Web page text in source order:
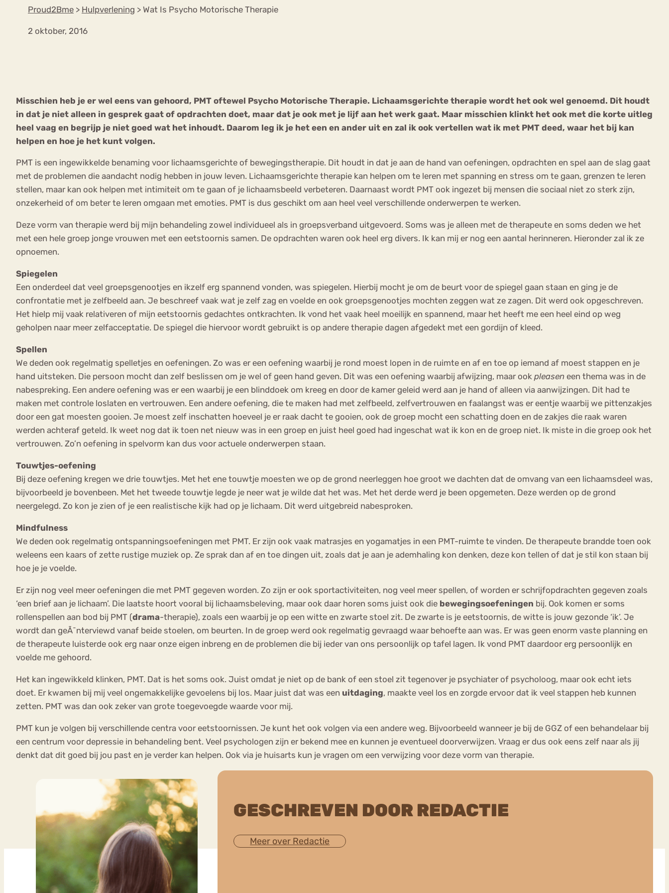
Proud2Bme > Hulpverlening > Wat Is Psycho Motorische Therapie
2 oktober, 2016
Misschien heb je er wel eens van gehoord, PMT oftewel Psycho Motorische Therapie. Lichaamsgerichte therapie wordt het ook wel genoemd. Dit houdt
in dat je niet alleen in gesprek gaat of opdrachten doet, maar dat je ook met je lijf aan het werk gaat. Maar misschien klinkt het ook met die korte uitleg
heel vaag en begrijp je niet goed wat het inhoudt. Daarom leg ik je het een en ander uit en zal ik ook vertellen wat ik met PMT deed, waar het bij kan
helpen en hoe je het kunt volgen.
PMT is een ingewikkelde benaming voor lichaamsgerichte of bewegingstherapie. Dit houdt in dat je aan de hand van oefeningen, opdrachten en spel aan de slag gaat
met de problemen die aandacht nodig hebben in jouw leven. Lichaamsgerichte therapie kan helpen om te leren met spanning en stress om te gaan, grenzen te leren
stellen, maar kan ook helpen met intimiteit om te gaan of je lichaamsbeeld verbeteren. Daarnaast wordt PMT ook ingezet bij mensen die sociaal niet zo sterk zijn,
onzekerheid of om beter te leren omgaan met emoties. PMT is dus geschikt om aan heel veel verschillende onderwerpen te werken.
Deze vorm van therapie werd bij mijn behandeling zowel individueel als in groepsverband uitgevoerd. Soms was je alleen met de therapeute en soms deden we het
met een hele groep jonge vrouwen met een eetstoornis samen. De opdrachten waren ook heel erg divers. Ik kan mij er nog een aantal herinneren. Hieronder zal ik ze
opnoemen.
Spiegelen
Een onderdeel dat veel groepsgenootjes en ikzelf erg spannend vonden, was spiegelen. Hierbij mocht je om de beurt voor de spiegel gaan staan en ging je de
confrontatie met je zelfbeeld aan. Je beschreef vaak wat je zelf zag en voelde en ook groepsgenootjes mochten zeggen wat ze zagen. Dit werd ook opgeschreven.
Het hielp mij vaak relativeren of mijn eetstoornis gedachtes ontkrachten. Ik vond het vaak heel moeilijk en spannend, maar het heeft me een heel eind op weg
geholpen naar meer zelfacceptatie. De spiegel die hiervoor wordt gebruikt is op andere therapie dagen afgedekt met een gordijn of kleed.
Spellen
We deden ook regelmatig spelletjes en oefeningen. Zo was er een oefening waarbij je rond moest lopen in de ruimte en af en toe op iemand af moest stappen en je
hand uitsteken. Die persoon mocht dan zelf beslissen om je wel of geen hand geven. Dit was een oefening waarbij afwijzing, maar ook pleasen een thema was in de
nabespreking. Een andere oefening was er een waarbij je een blinddoek om kreeg en door de kamer geleid werd aan je hand of alleen via aanwijzingen. Dit had te
maken met controle loslaten en vertrouwen. Een andere oefening, die te maken had met zelfbeeld, zelfvertrouwen en faalangst was er eentje waarbij we pittenzakjes
door een gat moesten gooien. Je moest zelf inschatten hoeveel je er raak dacht te gooien, ook de groep mocht een schatting doen en de zakjes die raak waren
werden achteraf geteld. Ik weet nog dat ik toen net nieuw was in een groep en juist heel goed had ingeschat wat ik kon en de groep niet. Ik miste in die groep ook het
vertrouwen. Zo’n oefening in spelvorm kan dus voor actuele onderwerpen staan.
Touwtjes-oefening
Bij deze oefening kregen we drie touwtjes. Met het ene touwtje moesten we op de grond neerleggen hoe groot we dachten dat de omvang van een lichaamsdeel was,
bijvoorbeeld je bovenbeen. Met het tweede touwtje legde je neer wat je wilde dat het was. Met het derde werd je been opgemeten. Deze werden op de grond
neergelegd. Zo kon je zien of je een realistische kijk had op je lichaam. Dit werd uitgebreid nabesproken.
Mindfulness
We deden ook regelmatig ontspanningsoefeningen met PMT. Er zijn ook vaak matrasjes en yogamatjes in een PMT-ruimte te vinden. De therapeute brandde toen ook
weleens een kaars of zette rustige muziek op. Ze sprak dan af en toe dingen uit, zoals dat je aan je ademhaling kon denken, deze kon tellen of dat je stil kon staan bij
hoe je je voelde.
Er zijn nog veel meer oefeningen die met PMT gegeven worden. Zo zijn er ook sportactiviteiten, nog veel meer spellen, of worden er schrijfopdrachten gegeven zoals
‘een brief aan je lichaam’. Die laatste hoort vooral bij lichaamsbeleving, maar ook daar horen soms juist ook die bewegingsoefeningen bij. Ook komen er soms
rollenspellen aan bod bij PMT (drama-therapie), zoals een waarbij je op een witte en zwarte stoel zit. De zwarte is je eetstoornis, de witte is jouw gezonde ‘ik’. Je
wordt dan geÃ¯nterviewd vanaf beide stoelen, om beurten. In de groep werd ook regelmatig gevraagd waar behoefte aan was. Er was geen enorm vaste planning en
de therapeute luisterde ook erg naar onze eigen inbreng en de problemen die bij ieder van ons persoonlijk op tafel lagen. Ik vond PMT daardoor erg persoonlijk en
voelde me gehoord.
Het kan ingewikkeld klinken, PMT. Dat is het soms ook. Juist omdat je niet op de bank of een stoel zit tegenover je psychiater of psycholoog, maar ook echt iets
doet. Er kwamen bij mij veel ongemakkelijke gevoelens bij los. Maar juist dat was een uitdaging, maakte veel los en zorgde ervoor dat ik veel stappen heb kunnen
zetten. PMT was dan ook zeker van grote toegevoegde waarde voor mij.
PMT kun je volgen bij verschillende centra voor eetstoornissen. Je kunt het ook volgen via een andere weg. Bijvoorbeeld wanneer je bij de GGZ of een behandelaar bij
een centrum voor depressie in behandeling bent. Veel psychologen zijn er bekend mee en kunnen je eventueel doorverwijzen. Vraag er dus ook eens zelf naar als jij
denkt dat dit goed bij jou past en je verder kan helpen. Ook via je huisarts kun je vragen om een verwijzing voor deze vorm van therapie.
GESCHREVEN DOOR REDACTIE
Meer over Redactie
Orthorexia
Afvallen Angst